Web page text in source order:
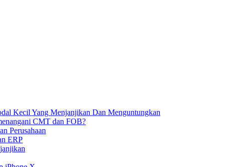
Kecil Yang Menjanjikan Dan Menguntungkan
CMT dan FOB?
Perusahaan
ERP